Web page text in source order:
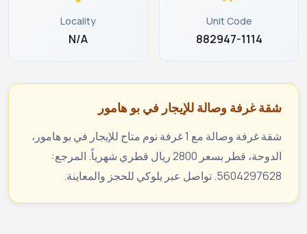
Locality
N/A
Unit Code
882947-1114
شقة غرفة وصالة للإيجار في بو هامور
شقة غرفة وصالة مع 1 غرفة نوم متاح للإيجار في بو هامور،
الدوحة، قطر بسعر 2800 ريال قطري شهرياً. المرجع:
5604297628. تواصل عبر يلوكي للحجز والمعاينة.